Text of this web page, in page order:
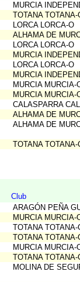
MURCIA
TOTANA TOTANA-
LORCA LORCA-O
ALHAMA DE
LORCA LORCA-O
MURCIA
LORCA LORCA-O
MURCIA
MURCIA MURCIA-
MURCIA MURCIA-
CALASPARRA
ALHAMA DE
ALHAMA DE
TOTANA TOTANA-
Club
ARAGÓN PEÑA
MURCIA MURCIA-
TOTANA TOTANA-
TOTANA TOTANA-
MURCIA MURCIA-
TOTANA TOTANA-
MOLINA DE